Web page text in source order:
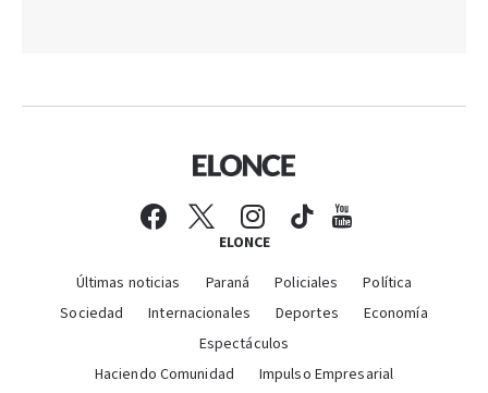
ELONCE
Últimas noticias Paraná Policiales
Política
Sociedad
Internacionales Deportes
Economía
Espectáculos
Haciendo Comunidad
Impulso Empresarial